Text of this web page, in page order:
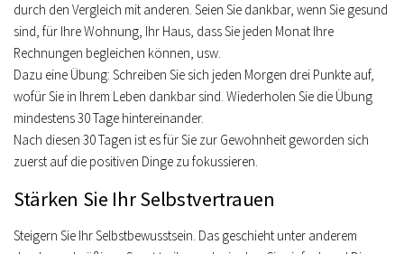
durch den Vergleich mit anderen. Seien Sie dankbar, wenn Sie gesund
sind, für Ihre Wohnung, Ihr Haus, dass Sie jeden Monat Ihre
Rechnungen begleichen können, usw.
Dazu eine Übung: Schreiben Sie sich jeden Morgen drei Punkte auf,
wofür Sie in Ihrem Leben dankbar sind. Wiederholen Sie die Übung
mindestens 30 Tage hintereinander.
Nach diesen 30 Tagen ist es für Sie zur Gewohnheit geworden sich
zuerst auf die positiven Dinge zu fokussieren.
Stärken Sie Ihr Selbstvertrauen
Steigern Sie Ihr Selbstbewusstsein. Das geschieht unter anderem